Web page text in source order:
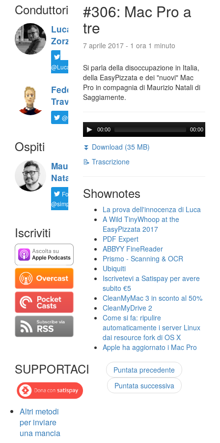
Conduttori
Luca
Zorzi
@LucaTNT
Federico
Travaini
@ftrava
Ospiti
Maurizio
Natali
Follow
@simplemal
Iscriviti
SUPPORTACI
Altri metodi
per inviare
una mancia
#306: Mac Pro a
tre
7 aprile 2017 - 1 ora 1 minuto
Si parla della disoccupazione in Italia,
della EasyPizzata e dei "nuovi" Mac
Pro in compagnia di Maurizio Natali di
Saggiamente.
00:00 00:00
⏬ Download (35 MB)
📝 Trascrizione
Shownotes
La prova dell'innocenza di Luca
A Wild TinyWhoop at the
EasyPizzata 2017
PDF Expert
ABBYY FineReader
Prismo - Scanning & OCR
Ubiquiti
Iscrivetevi a Satispay per avere
subito €5
CleanMyMac 3 in sconto al 50%
CleanMyDrive 2
Come si fa: ripulire
automaticamente i server Linux
dai resource fork di OS X
Apple ha aggiornato i Mac Pro
Puntata precedente
Puntata successiva